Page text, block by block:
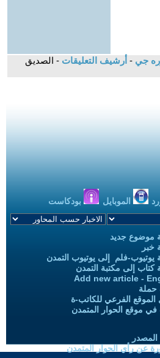
- أرشيف التعليقات - الصديق
الموبايل بودكاست
موضوع جديد
خبر
يوتيوب-فلم إلى يوتيوب التمدن
كتاب إلى مكتبة التمدن
Add new article -
الموقع الفرعي للكاتب-ة
في موقع الحوار المتمدن
عن رأي الحوار المتمدن